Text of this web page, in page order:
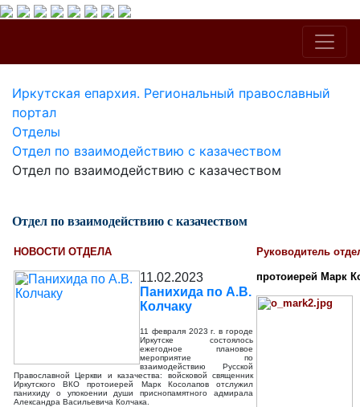
Иркутская епархия. Региональный православный
портал
Отделы
Отдел по взаимодействию с казачеством
Отдел по взаимодействию с казачеством
Отдел по взаимодействию с казачеством
НОВОСТИ ОТДЕЛА
11.02.2023
Панихида по А.В.
Колчаку
11 февраля 2023 г. в городе
Иркутске состоялось
ежегодное плановое
мероприятие по
взаимодействию Русской
Православной Церкви и казачества: войсковой священник
Иркутского ВКО протоиерей Марк Косолапов отслужил
панихиду о упокоении души приснопамятного адмирала
Александра Васильевича Колчака.
Руководитель
протоиерей Марк